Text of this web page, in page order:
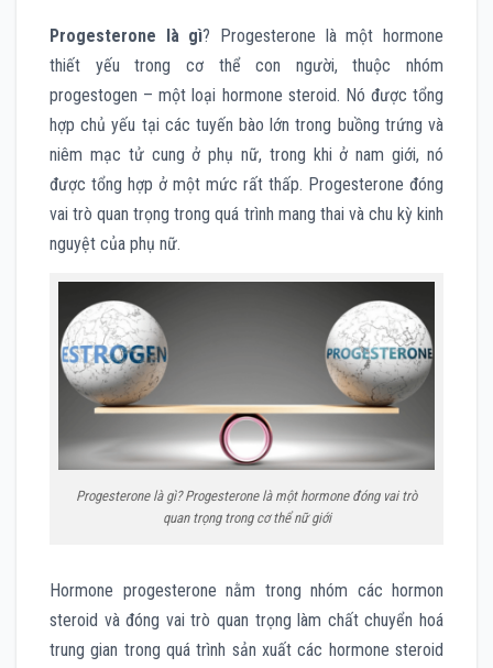
Progesterone là gì? Progesterone là một hormone
thiết yếu trong cơ thể con người, thuộc nhóm
progestogen – một loại hormone steroid. Nó được tổng
hợp chủ yếu tại các tuyến bào lớn trong buồng trứng và
niêm mạc tử cung ở phụ nữ, trong khi ở nam giới, nó
được tổng hợp ở một mức rất thấp. Progesterone đóng
vai trò quan trọng trong quá trình mang thai và chu kỳ kinh
nguyệt của phụ nữ.
Progesterone là gì? Progesterone là một hormone đóng vai trò
quan trọng trong cơ thể nữ giới
Hormone progesterone nằm trong nhóm các hormon
steroid và đóng vai trò quan trọng làm chất chuyển hoá
trung gian trong quá trình sản xuất các hormone steroid